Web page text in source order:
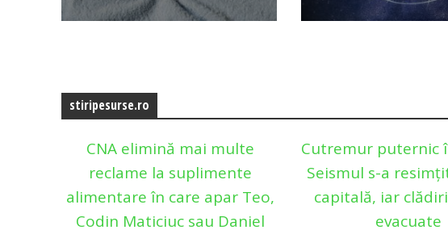
stiripesurse.ro
CNA elimină mai multe
reclame la suplimente
alimentare în care apar Teo,
Codin Maticiuc sau Daniel
Cutremur puternic
Seismul s-a
capitală, iar
evacuate